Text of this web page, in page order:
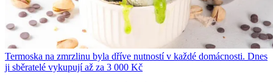
Termoska na zmrzlinu byla dříve nutností v každé domácnosti. Dnes
ji sběratelé vykupují až za 3 000 Kč